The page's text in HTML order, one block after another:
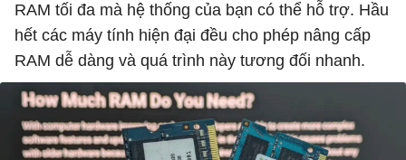
RAM tối đa mà hệ thống của bạn có thể hỗ trợ. Hầu
hết các máy tính hiện đại đều cho phép nâng cấp
RAM dễ dàng và quá trình này tương đối nhanh.